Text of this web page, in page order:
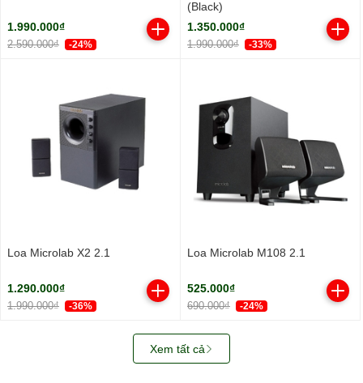
1.990.000₫
2.590.000₫ -24%
(Black)
1.350.000₫
1.990.000₫ -33%
Loa Microlab X2 2.1
1.290.000₫
1.990.000₫ -36%
Loa Microlab M108 2.1
525.000₫
690.000₫ -24%
Xem tất cả